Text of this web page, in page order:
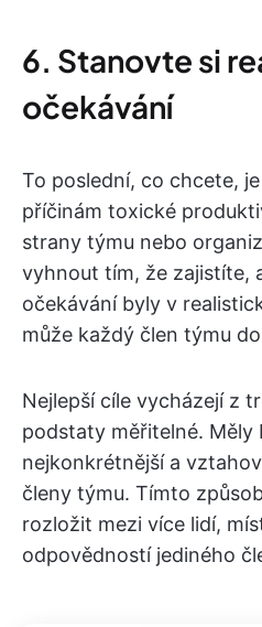
6. Stanovte si
očekávání
To poslední, co chcete,
příčinám toxické
strany týmu nebo
vyhnout tím, že zajistíte,
očekávání byly v
může každý člen týmu
Nejlepší cíle vycházejí z
podstaty měřitelné. Měly
nejkonkrétnější a
členy týmu. Tímto
rozložit mezi více lidí,
odpovědností jediného